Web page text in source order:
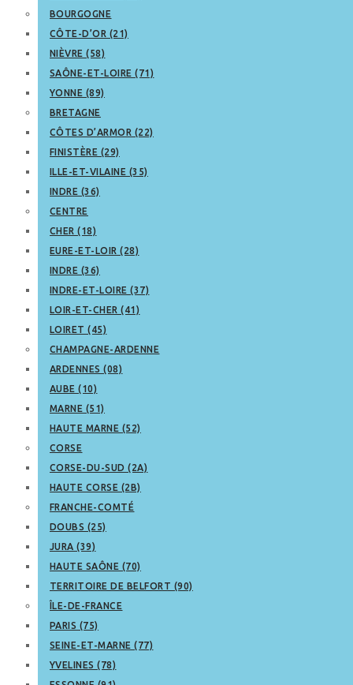
BOURGOGNE
CÔTE-D’OR (21)
NIÈVRE (58)
SAÔNE-ET-LOIRE (71)
YONNE (89)
BRETAGNE
CÔTES D’ARMOR (22)
FINISTÈRE (29)
ILLE-ET-VILAINE (35)
INDRE (36)
CENTRE
CHER (18)
EURE-ET-LOIR (28)
INDRE (36)
INDRE-ET-LOIRE (37)
LOIR-ET-CHER (41)
LOIRET (45)
CHAMPAGNE-ARDENNE
ARDENNES (08)
AUBE (10)
MARNE (51)
HAUTE MARNE (52)
CORSE
CORSE-DU-SUD (2A)
HAUTE CORSE (2B)
FRANCHE-COMTÉ
DOUBS (25)
JURA (39)
HAUTE SAÔNE (70)
TERRITOIRE DE BELFORT (90)
ÎLE-DE-FRANCE
PARIS (75)
SEINE-ET-MARNE (77)
YVELINES (78)